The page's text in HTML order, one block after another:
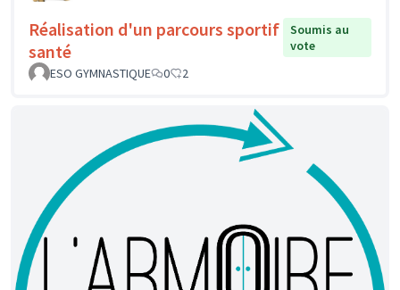
Réalisation d'un parcours sportif
santé
Soumis au
vote
ESO GYMNASTIQUE
0 2